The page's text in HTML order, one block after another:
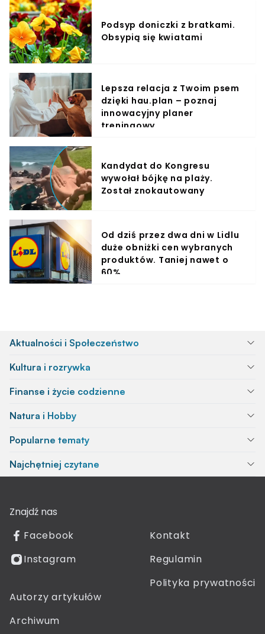
Podsyp doniczki z bratkami.
Obsypią się kwiatami
Lepsza relacja z Twoim psem
dzięki hau.plan – poznaj
innowacyjny planer
treningowy
Kandydat do Kongresu
wywołał bójkę na plaży.
Został znokautowany
Od dziś przez dwa dni w Lidlu
duże obniżki cen wybranych
produktów. Taniej nawet o
60%
Aktualności i Społeczeństwo
Kultura i rozrywka
Finanse i życie codzienne
Natura i Hobby
Popularne tematy
Najchętniej czytane
Znajdź nas
Facebook
Instagram
Kontakt
Regulamin
Polityka prywatności
Autorzy artykułów
Archiwum